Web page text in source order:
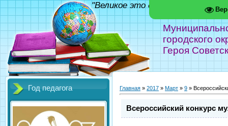
городского
Героя
"Великое это дело - школа!"
Год педагога Главная » 2017 » Март » 9 »
Всероссийский конкурс